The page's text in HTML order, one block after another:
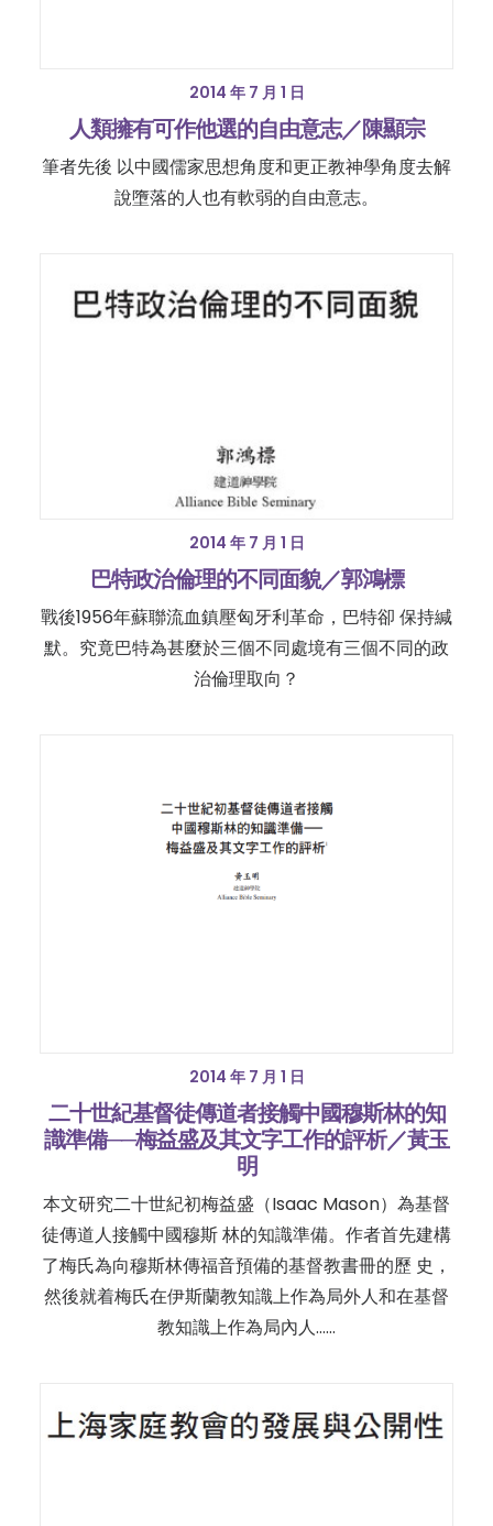
2014 年 7 月 1 日
人類擁有可作他選的自由意志／陳顯宗
筆者先後 以中國儒家思想角度和更正教神學角度去解
說墮落的人也有軟弱的自由意志。
2014 年 7 月 1 日
巴特政治倫理的不同面貌／郭鴻標
戰後1956年蘇聯流血鎮壓匈牙利革命，巴特卻 保持緘
默。究竟巴特為甚麼於三個不同處境有三個不同的政
治倫理取向？
2014 年 7 月 1 日
二十世紀基督徒傳道者接觸中國穆斯林的知
識準備──梅益盛及其文字工作的評析／黃玉
明
本文研究二十世紀初梅益盛（Isaac Mason）為基督
徒傳道人接觸中國穆斯 林的知識準備。作者首先建構
了梅氏為向穆斯林傳福音預備的基督教書冊的歷 史，
然後就着梅氏在伊斯蘭教知識上作為局外人和在基督
教知識上作為局內人……